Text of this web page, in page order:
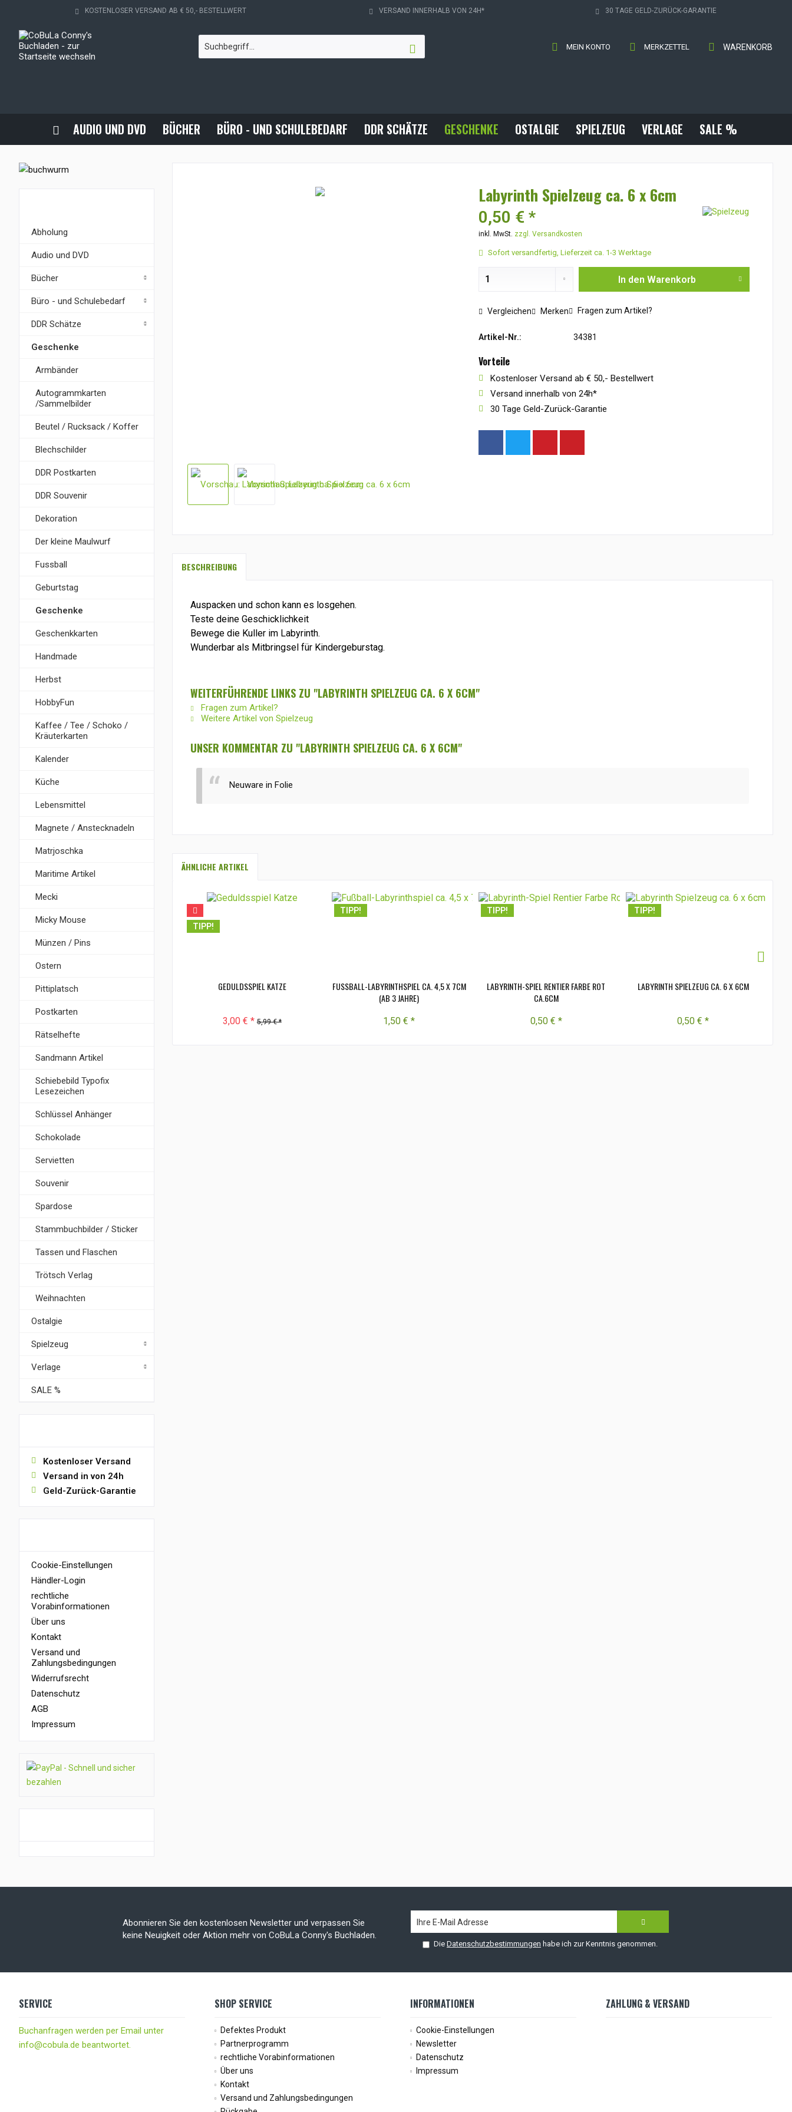
KOSTENLOSER VERSAND AB € 50,- BESTELLWERT VERSAND INNERHALB VON 24H* 30 TAGE GELD-ZURÜCK-GARANTIE
WARENKORB
MERKZETTEL
MEIN KONTO
AUDIO UND DVD BÜCHER BÜRO - UND SCHULEBEDARF DDR SCHÄTZE GESCHENKE OSTALGIE SPIELZEUG VERLAGE SALE %
Abholung
Audio und DVD
Bücher
Büro - und Schulebedarf
DDR Schätze
Geschenke
Armbänder
Autogrammkarten
/Sammelbilder
Beutel / Rucksack / Koffer
Blechschilder
DDR Postkarten
DDR Souvenir
Dekoration
Der kleine Maulwurf
Fussball
Geburtstag
Geschenke
Geschenkkarten
Handmade
Herbst
HobbyFun
Kaffee / Tee / Schoko /
Kräuterkarten
Kalender
Küche
Lebensmittel
Magnete / Anstecknadeln
Matrjoschka
Maritime Artikel
Mecki
Micky Mouse
Münzen / Pins
Ostern
Pittiplatsch
Postkarten
Rätselhefte
Sandmann Artikel
Schiebebild Typofix
Lesezeichen
Schlüssel Anhänger
Schokolade
Servietten
Souvenir
Spardose
Stammbuchbilder / Sticker
Tassen und Flaschen
Trötsch Verlag
Weihnachten
Ostalgie
Spielzeug
Verlage
SALE %
Kostenloser Versand
Versand in von 24h
Geld-Zurück-Garantie
Cookie-Einstellungen
Händler-Login
rechtliche
Vorabinformationen
Über uns
Kontakt
Versand und
Zahlungsbedingungen
Widerrufsrecht
Datenschutz
AGB
Impressum
Labyrinth Spielzeug ca. 6 x 6cm
0,50 € *
inkl. MwSt. zzgl. Versandkosten
Sofort versandfertig, Lieferzeit ca. 1-3 Werktage
In den Warenkorb
Vergleichen Merken Fragen zum Artikel?
Artikel-Nr.: 34381
Vorteile
Kostenloser Versand ab € 50,- Bestellwert
Versand innerhalb von 24h*
30 Tage Geld-Zurück-Garantie
BESCHREIBUNG
Auspacken und schon kann es losgehen.
Teste deine Geschicklichkeit
Bewege die Kuller im Labyrinth.
Wunderbar als Mitbringsel für Kindergeburstag.
WEITERFÜHRENDE LINKS ZU "LABYRINTH SPIELZEUG CA. 6 X 6CM"
Fragen zum Artikel?
Weitere Artikel von Spielzeug
UNSER KOMMENTAR ZU "LABYRINTH SPIELZEUG CA. 6 X 6CM"
Neuware in Folie
ÄHNLICHE ARTIKEL
TIPP!
GEDULDSSPIEL KATZE
3,00 € * 5,99 € *
TIPP!
FUSSBALL-LABYRINTHSPIEL CA. 4,5 X 7CM (
AB 3 JAHRE)
1,50 € *
TIPP!
LABYRINTH-SPIEL RENTIER FARBE ROT
CA.6CM
0,50 € *
TIPP!
LABYRINTH SPIELZEUG CA. 6 X 6CM
0,50 € *
Abonnieren Sie den kostenlosen Newsletter und verpassen Sie
keine Neuigkeit oder Aktion mehr von CoBuLa Conny's Buchladen.
Die Datenschutzbestimmungen habe ich zur Kenntnis genommen.
SERVICE
Buchanfragen werden per Email unter
info@cobula.de beantwortet.
SHOP SERVICE
Defektes Produkt
Partnerprogramm
rechtliche Vorabinformationen
Über uns
Kontakt
Versand und Zahlungsbedingungen
INFORMATIONEN
Cookie-Einstellungen
Newsletter
Datenschutz
Impressum
ZAHLUNG & VERSAND